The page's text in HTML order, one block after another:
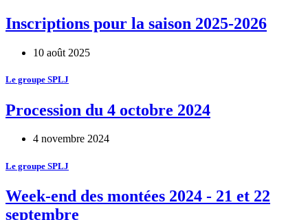
Inscriptions pour la saison 2025-2026
10 août 2025
Le groupe SPLJ
Procession du 4 octobre 2024
4 novembre 2024
Le groupe SPLJ
Week-end des montées 2024 - 21 et 22
septembre